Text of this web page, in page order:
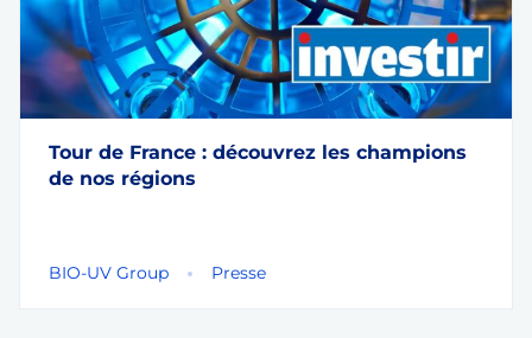
Tour de France : découvrez les champions
de nos régions
BIO-UV Group Presse